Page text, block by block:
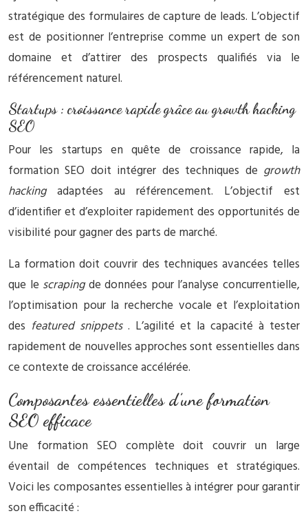
stratégique des formulaires de capture de leads. L’objectif
est de positionner l’entreprise comme un expert de son
domaine et d’attirer des prospects qualifiés via le
référencement naturel.
Startups : croissance rapide grâce au growth hacking
SEO
Pour les startups en quête de croissance rapide, la
formation SEO doit intégrer des techniques de growth
hacking adaptées au référencement. L’objectif est
d’identifier et d’exploiter rapidement des opportunités de
visibilité pour gagner des parts de marché.
La formation doit couvrir des techniques avancées telles
que le scrapingde données pour l’analyse concurrentielle,
l’optimisation pour la recherche vocale et l’exploitation
des featured snippets . L’agilité et la capacité à tester
rapidement de nouvelles approches sont essentielles dans
ce contexte de croissance accélérée.
Composantes essentielles d’une formation
SEO efficace
Une formation SEO complète doit couvrir un large
éventail de compétences techniques et stratégiques.
Voici les composantes essentielles à intégrer pour garantir
son efficacité :